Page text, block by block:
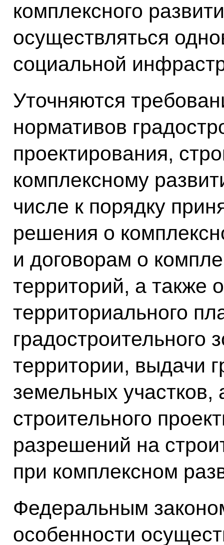
комплексного
осуществляться
социальной
Уточняются
нормативов
проектирования,
комплексному
числе к порядку
решения о
и договорам о
территорий, а также
территориального
градостроительного
территории, выдачи
земельных участков,
строительного
разрешений на
при комплексном
Федеральным
особенности